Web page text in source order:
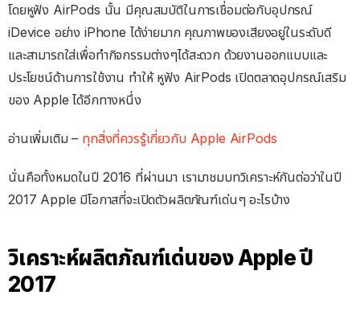
โดยหูฟัง AirPods นั้น มีคุณสมบัติในการเชื่อมต่อกับอุปกรณ์
iDevice อย่าง iPhone ได้ง่ายมาก คุณภาพของเสียงอยู่ในระดับดี
และสามารถใส่เพื่อทำกิจกรรมต่างๆได้สะดวก ด้วยงานออกแบบและ
ประโยชน์ด้านการใช้งาน ทำให้ หูฟัง AirPods เปิดตลาดอุปกรณ์เสริม
ของ Apple ได้อีกทางหนึ่ง
อ่านเพิ่มเติม – ทุกสิ่งที่ควรรู้เกี่ยวกับ Apple AirPods
นั่นคือทั้งหมดในปี 2016 ที่ผ่านมา เรามาชมบทวิเคราะห์กันต่อว่าในปี
2017 Apple มีโอกาสที่จะเปิดตัวผลิตภัณฑ์เด่นๆ อะไรบ้าง
วิเคราะห์ผลิตภัณฑ์เด่นของ Apple ปี
2017